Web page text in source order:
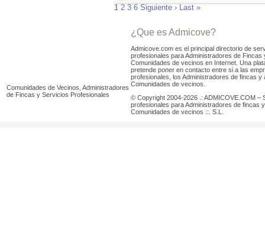
1 2 3 6 Siguiente › Last »
Comunidades de Vecinos, Administradores
de Fincas y Servicios Profesionales
¿Que es Admicove?
Admicove.com es el principal directorio de
profesionales para Administradores de Fincas
Comunidades de vecinos en Internet. Una
pretende poner en contacto entre si a las
profesionales, los Administradores de fincas y
Comunidades de vecinos.
© Copyright 2004-2026 .: ADMICOVE.COM –
profesionales para Administradores de fincas y
Comunidades de vecinos ::. S.L.